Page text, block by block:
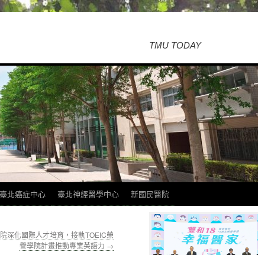
TMU TODAY
臺北癌症中心 臺北神經醫學中心 新國民醫院
深化國際人才培育，接軌TOEIC榮
譽學院計畫推動專業英語力 →